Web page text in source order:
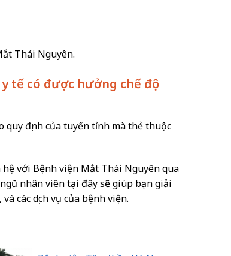
Thái Nguyên.
tế có được hưởng chế độ
định của tuyến tỉnh mà thẻ thuộc
với Bệnh viện Mắt Thái Nguyên qua
nhân viên tại đây sẽ giúp bạn giải
các dịch vụ của bệnh viện.